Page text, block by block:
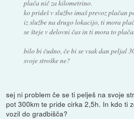
plača nič za kilometrino.
ko prideš v službo imaš prevoz plačan
iz službe na drugo lokacijo, ti mora
se šteje v delovni čas in ti mora to
bilo bi čudno, če bi se vsak dan peljal
svoje stroške ne?
sej ni problem če se ti pelješ na svoje
pot 300km te pride cirka 2,5h. In kdo ti
vozil do gradbišča?